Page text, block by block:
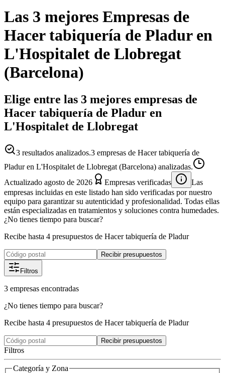
Las 3 mejores Empresas de
Hacer tabiquería de Pladuren
L'Hospitalet de Llobregat
(Barcelona)
Elige entre las 3 mejores empresas de
Hacer tabiquería de Pladur en
L'Hospitalet de Llobregat
3 resultados analizados.3 empresas de Hacer tabiquería de
Pladur en L'Hospitalet de Llobregat (Barcelona) analizadas.
Actualizado agosto de 2026 Empresas verificadas
Las
empresas incluidas en este listado han sido verificadas por nuestro
equipo para garantizar su autenticidad y profesionalidad. Todas ellas
están especializadas en tratamientos y soluciones contra humedades.
¿No tienes tiempo para buscar?
Recibe hasta 4 presupuestos de Hacer tabiquería de Pladur
Recibir presupuestos
Filtros
3 empresas encontradas
¿No tienes tiempo para buscar?
Recibe hasta 4 presupuestos de Hacer tabiquería de Pladur
Recibir presupuestos
Filtros
Categoría y Zona